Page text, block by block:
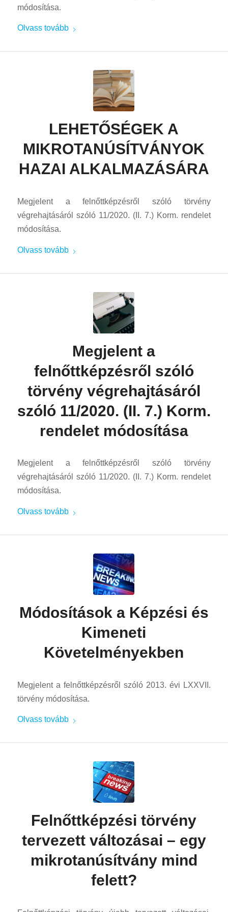
módosítása.
Olvass tovább
LEHETŐSÉGEK A
MIKROTANÚSÍTVÁNYOK
HAZAI ALKALMAZÁSÁRA
Megjelent a felnőttképzésről szóló törvény
végrehajtásáról szóló 11/2020. (II. 7.) Korm. rendelet
módosítása.
Olvass tovább
Megjelent a
felnőttképzésről szóló
törvény végrehajtásáról
szóló 11/2020. (II. 7.) Korm.
rendelet módosítása
Megjelent a felnőttképzésről szóló törvény
végrehajtásáról szóló 11/2020. (II. 7.) Korm. rendelet
módosítása.
Olvass tovább
Módosítások a Képzési és
Kimeneti
Követelményekben
Megjelent a felnőttképzésről szóló 2013. évi LXXVII.
törvény módosítása.
Olvass tovább
Felnőttképzési törvény
tervezett változásai – egy
mikrotanúsítvány mind
felett?